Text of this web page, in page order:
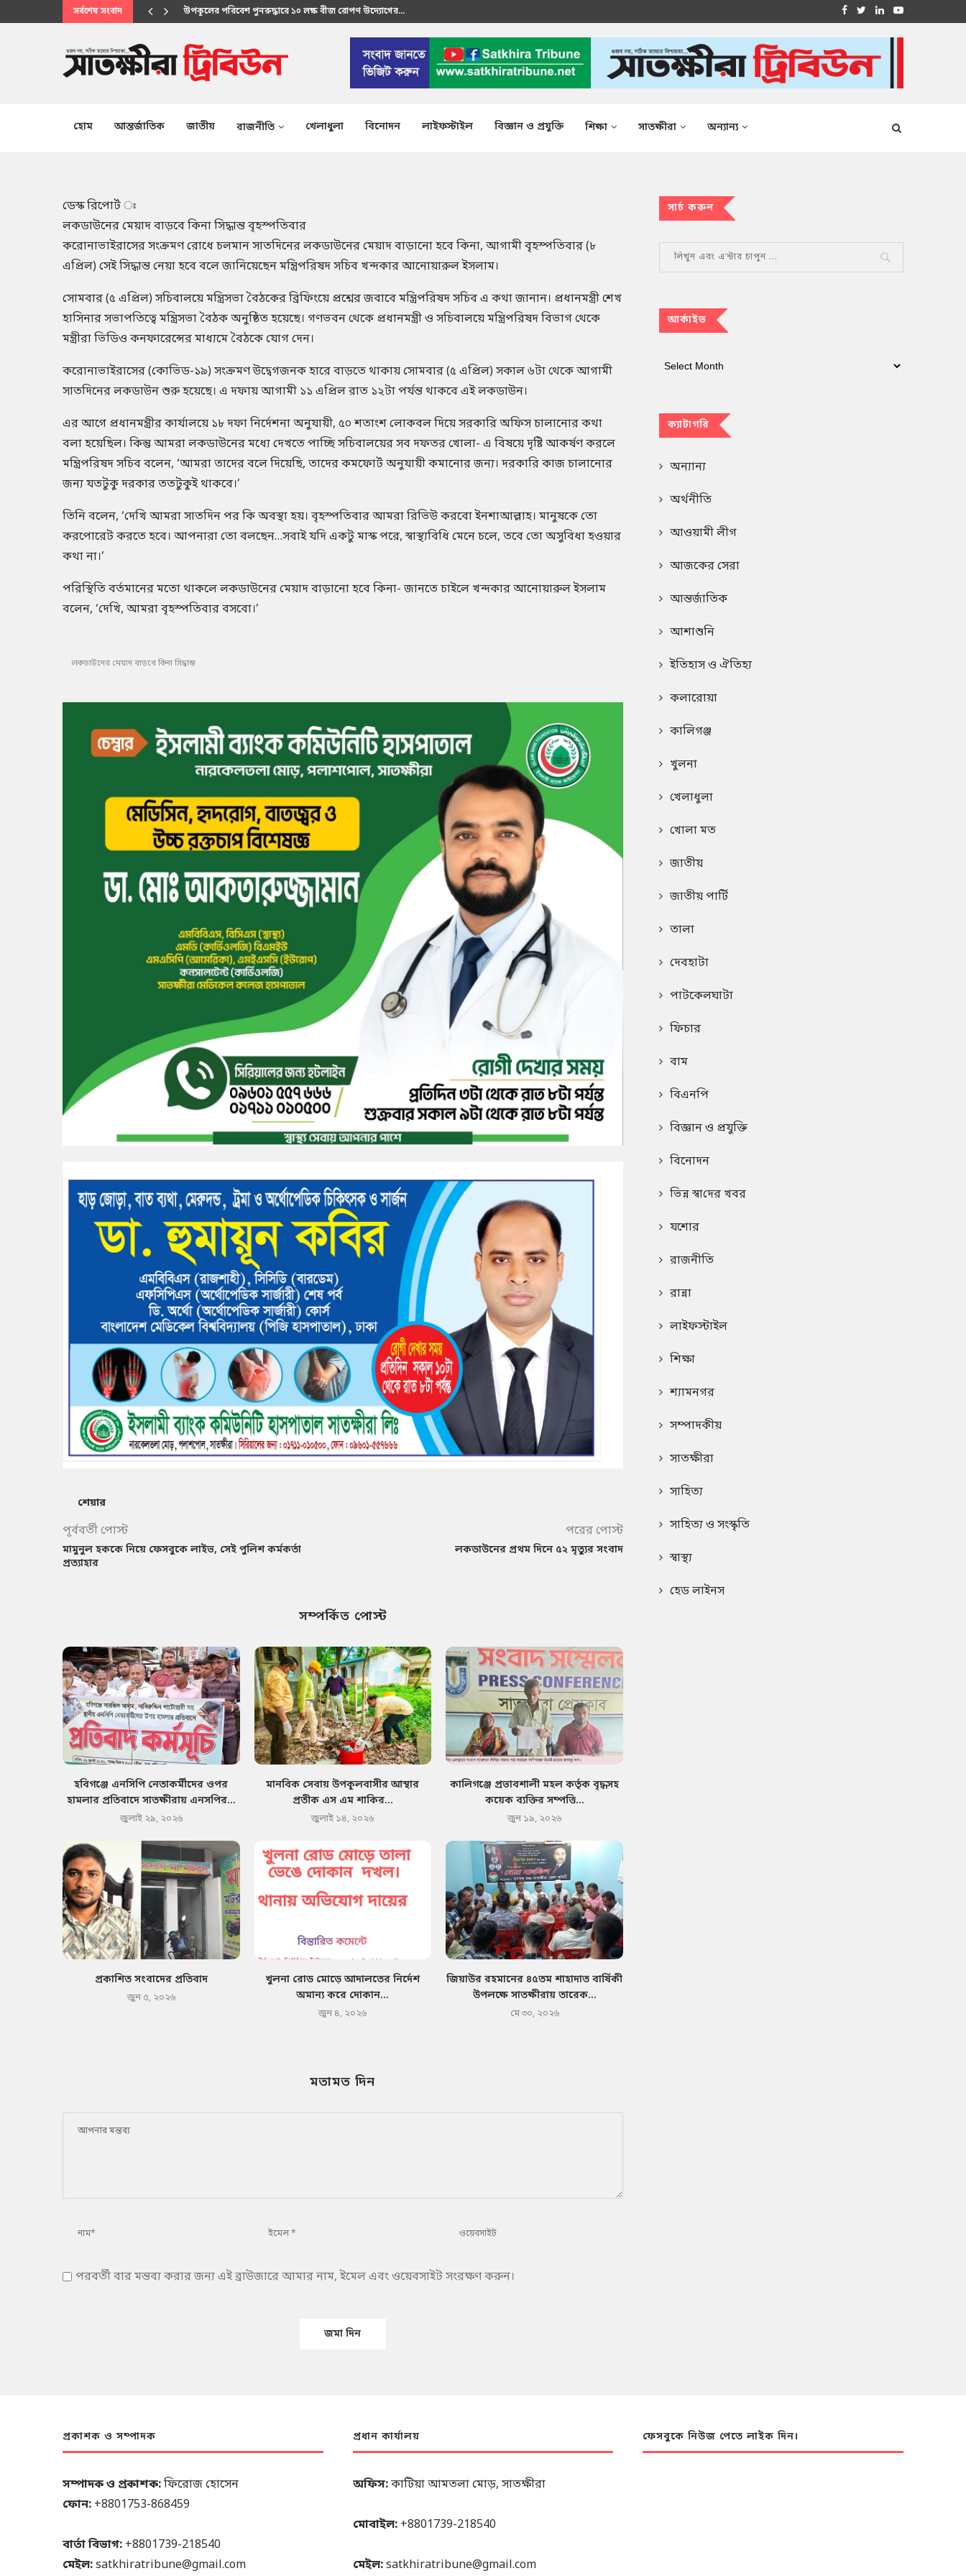
সর্বশেষ সংবাদ
উপকূলের পরিবেশ পুনরুদ্ধারে ১০ লক্ষ বীজ রোপণ উদ্যোগের...
হোম আন্তর্জাতিক জাতীয় রাজনীতি খেলাধুলা বিনোদন লাইফস্টাইল বিজ্ঞান ও প্রযুক্তি শিক্ষা সাতক্ষীরা অন্যান্য
ডেস্ক রিপোর্ট ঃ
লকডাউনের মেয়াদ বাড়বে কিনা সিদ্ধান্ত বৃহস্পতিবার
করোনাভাইরাসের সংক্রমণ রোধে চলমান সাতদিনের লকডাউনের মেয়াদ বাড়ানো হবে কিনা, আগামী বৃহস্পতিবার (৮
এপ্রিল) সেই সিদ্ধান্ত নেয়া হবে বলে জানিয়েছেন মন্ত্রিপরিষদ সচিব খন্দকার আনোয়ারুল ইসলাম।
সোমবার (৫ এপ্রিল) সচিবালয়ে মন্ত্রিসভা বৈঠকের ব্রিফিংয়ে প্রশ্নের জবাবে মন্ত্রিপরিষদ সচিব এ কথা জানান। প্রধানমন্ত্রী শেখ
হাসিনার সভাপতিত্বে মন্ত্রিসভা বৈঠক অনুষ্ঠিত হয়েছে। গণভবন থেকে প্রধানমন্ত্রী ও সচিবালয়ে মন্ত্রিপরিষদ বিভাগ থেকে
মন্ত্রীরা ভিডিও কনফারেন্সের মাধ্যমে বৈঠকে যোগ দেন।
করোনাভাইরাসের (কোভিড-১৯) সংক্রমণ উদ্বেগজনক হারে বাড়তে থাকায় সোমবার (৫ এপ্রিল) সকাল ৬টা থেকে আগামী
সাতদিনের লকডাউন শুরু হয়েছে। এ দফায় আগামী ১১ এপ্রিল রাত ১২টা পর্যন্ত থাকবে এই লকডাউন।
এর আগে প্রধানমন্ত্রীর কার্যালয়ে ১৮ দফা নির্দেশনা অনুযায়ী, ৫০ শতাংশ লোকবল দিয়ে সরকারি অফিস চালানোর কথা
বলা হয়েছিল। কিন্তু আমরা লকডাউনের মধ্যে দেখতে পাচ্ছি সচিবালয়ের সব দফতর খোলা- এ বিষয়ে দৃষ্টি আকর্ষণ করলে
মন্ত্রিপরিষদ সচিব বলেন, ‘আমরা তাদের বলে দিয়েছি, তাদের কমফোর্ট অনুযায়ী কমানোর জন্য। দরকারি কাজ চালানোর
জন্য যতটুকু দরকার ততটুকুই থাকবে।’
তিনি বলেন, ‘দেখি আমরা সাতদিন পর কি অবস্থা হয়। বৃহস্পতিবার আমরা রিভিউ করবো ইনশাআল্লাহ। মানুষকে তো
করপোরেট করতে হবে। আপনারা তো বলছেন…সবাই যদি একটু মাস্ক পরে, স্বাস্থ্যবিধি মেনে চলে, তবে তো অসুবিধা হওয়ার
কথা না।’
পরিস্থিতি বর্তমানের মতো থাকলে লকডাউনের মেয়াদ বাড়ানো হবে কিনা- জানতে চাইলে খন্দকার আনোয়ারুল ইসলাম
বলেন, ‘দেখি, আমরা বৃহস্পতিবার বসবো।’
লকডাউনের মেয়াদ বাড়বে কিনা সিদ্ধান্ত
শেয়ার
পূর্ববর্তী পোস্ট
মামুনুল হককে নিয়ে ফেসবুকে লাইভ, সেই পুলিশ কর্মকর্তা
প্রত্যাহার
পরের পোস্ট
লকডাউনের প্রথম দিনে ৫২ মৃত্যুর সংবাদ
সম্পর্কিত পোস্ট
হবিগঞ্জে এনসিপি নেতাকর্মীদের ওপর
হামলার প্রতিবাদে সাতক্ষীরায় এনসপির...
জুলাই ২৯, ২০২৬
মানবিক সেবায় উপকূলবাসীর আস্থার
প্রতীক এস এম শাকির...
জুলাই ১৪, ২০২৬
কালিগঞ্জে প্রভাবশালী মহল কর্তৃক বৃদ্ধসহ
কয়েক ব্যক্তির সম্পত্তি...
জুন ১৯, ২০২৬
প্রকাশিত সংবাদের প্রতিবাদ
জুন ৫, ২০২৬
খুলনা রোড মোড়ে আদালতের নির্দেশ
অমান্য করে দোকান...
জুন ৪, ২০২৬
জিয়াউর রহমানের ৪৫তম শাহাদাত বার্ষিকী
উপলক্ষে সাতক্ষীরায় তারেক...
মে ৩০, ২০২৬
মতামত দিন
পরবর্তী বার মন্তব্য করার জন্য এই ব্রাউজারে আমার নাম, ইমেল এবং ওয়েবসাইট সংরক্ষণ করুন।
সার্চ করুন
আর্কাইভ
ক্যাটাগরি
অন্যান্য
অর্থনীতি
আওয়ামী লীগ
আজকের সেরা
আন্তর্জাতিক
আশাশুনি
ইতিহাস ও ঐতিহ্য
কলারোয়া
কালিগঞ্জ
খুলনা
খেলাধুলা
খোলা মত
জাতীয়
জাতীয় পার্টি
তালা
দেবহাটা
পাটকেলঘাটা
ফিচার
বাম
বিএনপি
বিজ্ঞান ও প্রযুক্তি
বিনোদন
ভিন্ন স্বা‌দের খবর
যশোর
রাজনীতি
রান্না
লাইফস্টাইল
শিক্ষা
শ্যামনগর
সম্পাদকীয়
সাতক্ষীরা
সাহিত্য
সাহিত্য ও সংস্কৃতি
স্বাস্থ্য
হেড লাইনস
প্রকাশক ও সম্পাদক
সম্পাদক ও প্রকাশক:ফিরোজ হোসেন
ফোন: +8801753-868459
বার্তা বিভাগ: +8801739-218540
মেইল:satkhiratribune@gmail.com
প্রধান কার্যালয়
অফিস:কাটিয়া আমতলা মোড়, সাতক্ষীরা
মোবাইল: +8801739-218540
মেইল:satkhiratribune@gmail.com
ফেসবুকে নিউজ পেতে লাইক দিন।